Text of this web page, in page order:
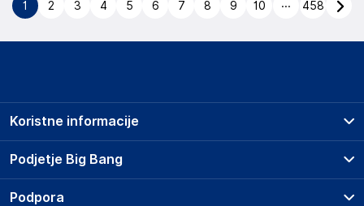
1 2 3 4 5 6 7 8 9 10 ... 458
Podjetje Big Bang
O podjetju
Koristne informacije
Prodajna mesta
Storitve
Podpora